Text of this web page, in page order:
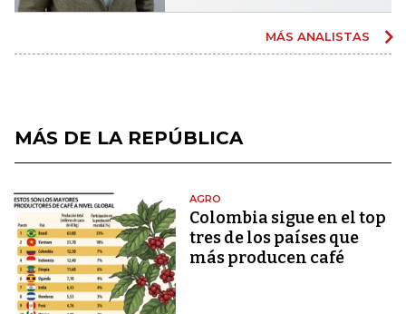
MÁS ANALISTAS
MÁS DE LA REPÚBLICA
AGRO
Colombia sigue en el top
tres de los países que
más producen café